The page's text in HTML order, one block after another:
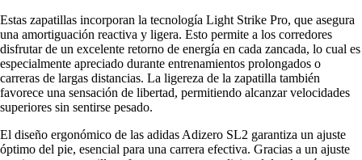
Estas zapatillas incorporan la tecnología Light Strike Pro, que asegura
una amortiguación reactiva y ligera. Esto permite a los corredores
disfrutar de un excelente retorno de energía en cada zancada, lo cual es
especialmente apreciado durante entrenamientos prolongados o
carreras de largas distancias. La ligereza de la zapatilla también
favorece una sensación de libertad, permitiendo alcanzar velocidades
superiores sin sentirse pesado.
El diseño ergonómico de las adidas Adizero SL2 garantiza un ajuste
óptimo del pie, esencial para una carrera efectiva. Gracias a un ajuste